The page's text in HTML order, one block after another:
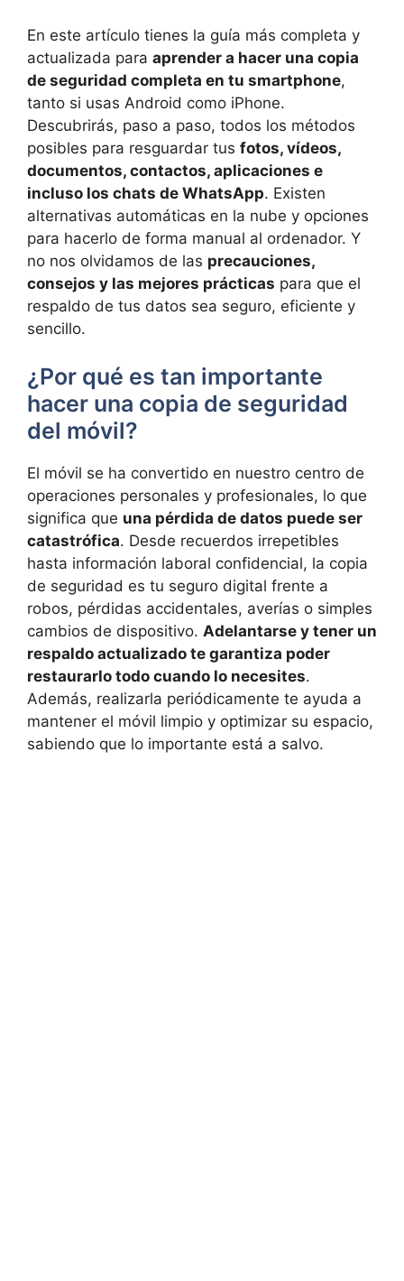
En este artículo tienes la guía más completa y
actualizada para aprender a hacer una copia
de seguridad completa en tu smartphone,
tanto si usas Android como iPhone.
Descubrirás, paso a paso, todos los métodos
posibles para resguardar tus fotos, vídeos,
documentos, contactos, aplicaciones e
incluso los chats de WhatsApp. Existen
alternativas automáticas en la nube y opciones
para hacerlo de forma manual al ordenador. Y
no nos olvidamos de las precauciones,
consejos y las mejores prácticas para que el
respaldo de tus datos sea seguro, eficiente y
sencillo.
¿Por qué es tan importante
hacer una copia de seguridad
del móvil?
El móvil se ha convertido en nuestro centro de
operaciones personales y profesionales, lo que
significa que una pérdida de datos puede ser
catastrófica. Desde recuerdos irrepetibles
hasta información laboral confidencial, la copia
de seguridad es tu seguro digital frente a
robos, pérdidas accidentales, averías o simples
cambios de dispositivo. Adelantarse y tener un
respaldo actualizado te garantiza poder
restaurarlo todo cuando lo necesites.
Además, realizarla periódicamente te ayuda a
mantener el móvil limpio y optimizar su espacio,
sabiendo que lo importante está a salvo.